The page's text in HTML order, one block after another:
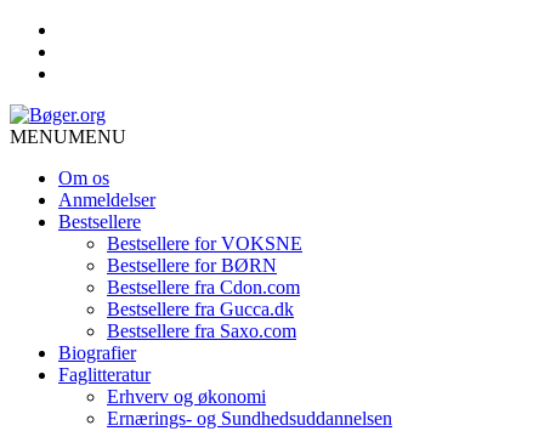
MENUMENU
Om os
Anmeldelser
Bestsellere
Bestsellere for VOKSNE
Bestsellere for BØRN
Bestsellere fra Cdon.com
Bestsellere fra Gucca.dk
Bestsellere fra Saxo.com
Biografier
Faglitteratur
Erhverv og økonomi
Ernærings- og Sundhedsuddannelsen